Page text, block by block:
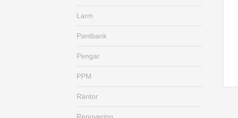
Larm
Pantbank
Pengar
PPM
Räntor